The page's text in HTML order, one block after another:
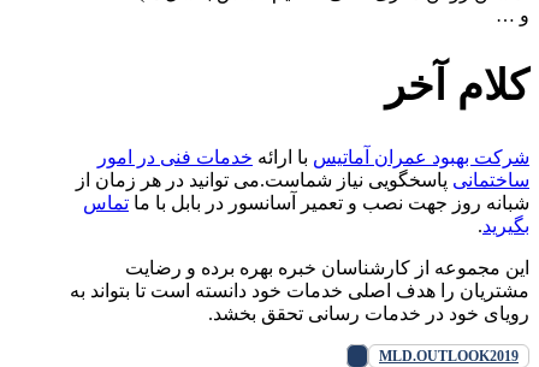
و …
کلام آخر
شرکت بهبود عمران آماتیس با ارائه خدمات فنی در امور
ساختمانی پاسخگویی نیاز شماست.می توانید در هر زمان از
شبانه روز جهت نصب و تعمیر آسانسور در بابل با ما تماس
بگیرید.
این مجموعه از کارشناسان خبره بهره برده و رضایت
مشتریان را هدف اصلی خدمات خود دانسته است تا بتواند به
رویای خود در خدمات رسانی تحقق بخشد.
MLD.OUTLOOK2019